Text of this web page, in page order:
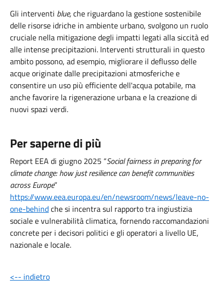
Gli interventi blue,che riguardano la gestione sostenibile
delle risorse idriche in ambiente urbano, svolgono un ruolo
cruciale nella mitigazione degli impatti legati alla siccità ed
alle intense precipitazioni. Interventi strutturali in questo
ambito possono, ad esempio, migliorare il deflusso delle
acque originate dalle precipitazioni atmosferiche e
consentire un uso più efficiente dell'acqua potabile, ma
anche favorire la rigenerazione urbana e la creazione di
nuovi spazi verdi.
Per saperne di più
Report EEA di giugno 2025 “Social fairness in preparing for
climate change: how just resilience can benefit communities
across Europe”
https://www.eea.europa.eu/en/newsroom/news/leave-no-
one-behindche si incentra sul rapporto tra ingiustizia
sociale e vulnerabilità climatica, fornendo raccomandazioni
concrete per i decisori politici e gli operatori a livello UE,
nazionale e locale.
<-- indietro